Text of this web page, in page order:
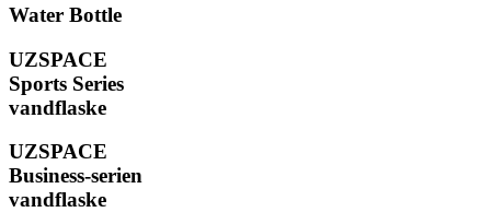
Water Bottle
UZSPACE
Sports Series
vandflaske
UZSPACE
Business-serien
vandflaske